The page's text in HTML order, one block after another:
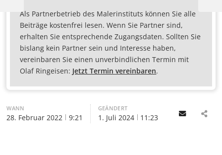
Als Partnerbetrieb des Malerinstituts können Sie alle
Beiträge kostenfrei lesen. Wenn Sie Partner sind,
erhalten Sie entsprechende Zugangsdaten. Sollten Sie
bislang kein Partner sein und Interesse haben,
vereinbaren Sie einen unverbindlichen Termin mit
Olaf Ringeisen: Jetzt Termin vereinbaren.
WANN
28. Februar 2022 9:21
GEÄNDERT
1. Juli 2024 11:23 Email